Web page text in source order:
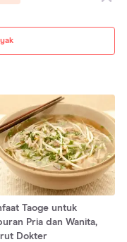
Taoge untuk
Pria dan Wanita,
Dokter